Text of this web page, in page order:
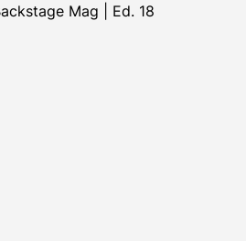
Mag | Ed. 18